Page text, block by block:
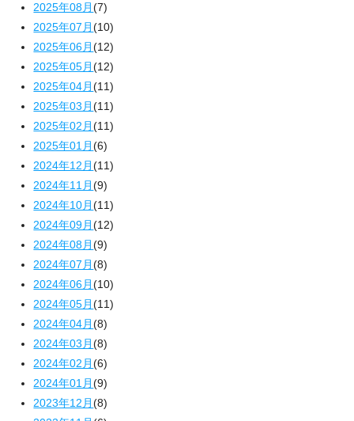
2025年08月(7)
2025年07月(10)
2025年06月(12)
2025年05月(12)
2025年04月(11)
2025年03月(11)
2025年02月(11)
2025年01月(6)
2024年12月(11)
2024年11月(9)
2024年10月(11)
2024年09月(12)
2024年08月(9)
2024年07月(8)
2024年06月(10)
2024年05月(11)
2024年04月(8)
2024年03月(8)
2024年02月(6)
2024年01月(9)
2023年12月(8)